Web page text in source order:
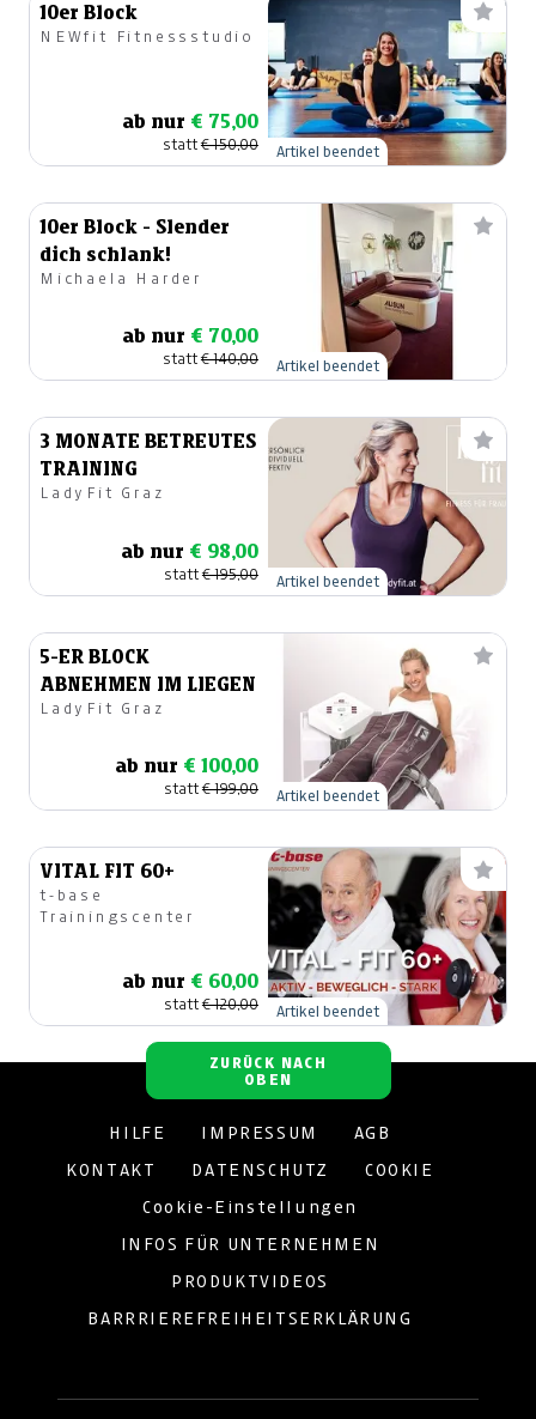
10er Block
NEWfit Fitnessstudio
ab nur € 75,00
statt€ 150,00 Artikel beendet
10er Block - Slender
dich schlank!
Michaela Harder
ab nur € 70,00
statt€ 140,00 Artikel beendet
3 MONATE BETREUTES
TRAINING
LadyFit Graz
ab nur € 98,00
statt€ 195,00 Artikel beendet
5-ER BLOCK
ABNEHMEN IM LIEGEN
LadyFit Graz
ab nur € 100,00
statt€ 199,00 Artikel beendet
VITAL FIT 60+
t-base
Trainingscenter
ab nur € 60,00
statt€ 120,00 Artikel beendet
ZURÜCK NACH
OBEN
HILFE IMPRESSUM AGB
KONTAKT DATENSCHUTZ COOKIE
Cookie-Einstellungen
INFOS FÜR UNTERNEHMEN
PRODUKTVIDEOS
BARRRIEREFREIHEITSERKLÄRUNG